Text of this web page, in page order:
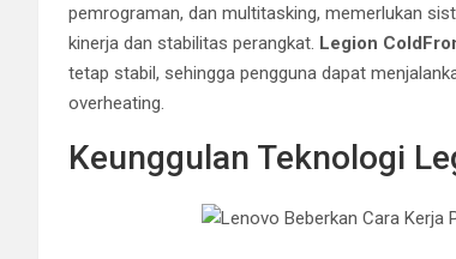
pemrograman, dan multitasking, memerlukan
kinerja dan stabilitas perangkat. Legion
tetap stabil, sehingga pengguna dapat
overheating.
Keunggulan Teknologi